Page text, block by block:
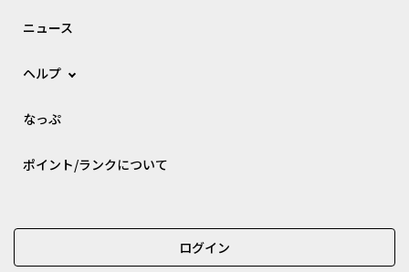
ニュース
ヘルプ
なっぷ
ポイント/ランクについて
ログイン